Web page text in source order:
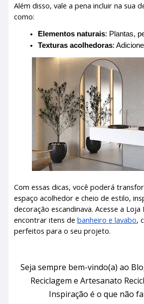
Além disso, vale a pena incluir na sua
como:
Elementos naturais: Plantas,
Texturas acolhedoras:
Com essas dicas, você poderá
espaço acolhedor e cheio de estilo,
decoração escandinava. Acesse a Loja
encontrar itens de banheiro e lavabo,
perfeitos para o seu projeto.
Seja sempre bem-vindo(a) ao
Reciclagem e Artesanato
Inspiração é o que não